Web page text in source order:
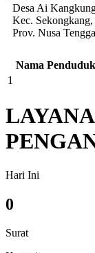
Desa Ai
Kec.
Prov. Nusa
Nama Penduduk
1
Hari Ini
0
Surat